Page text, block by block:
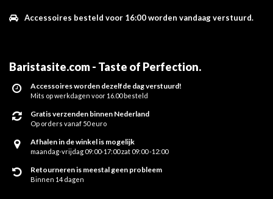
Accessoires besteld voor 16:00 worden vandaag verstuurd.
Baristasite.com - Taste of Perfection.
Accessoires worden dezelfde dag verstuurd!
Mits op werkdagen voor 16.00 besteld
Gratis verzenden binnen Nederland
Op orders vanaf 50 euro
Afhalen in de winkel is mogelijk
maandag-vrijdag 09:00-17:00 zat 09:00 -12:00
Retourneren is meestal geen probleem
Binnen 14 dagen